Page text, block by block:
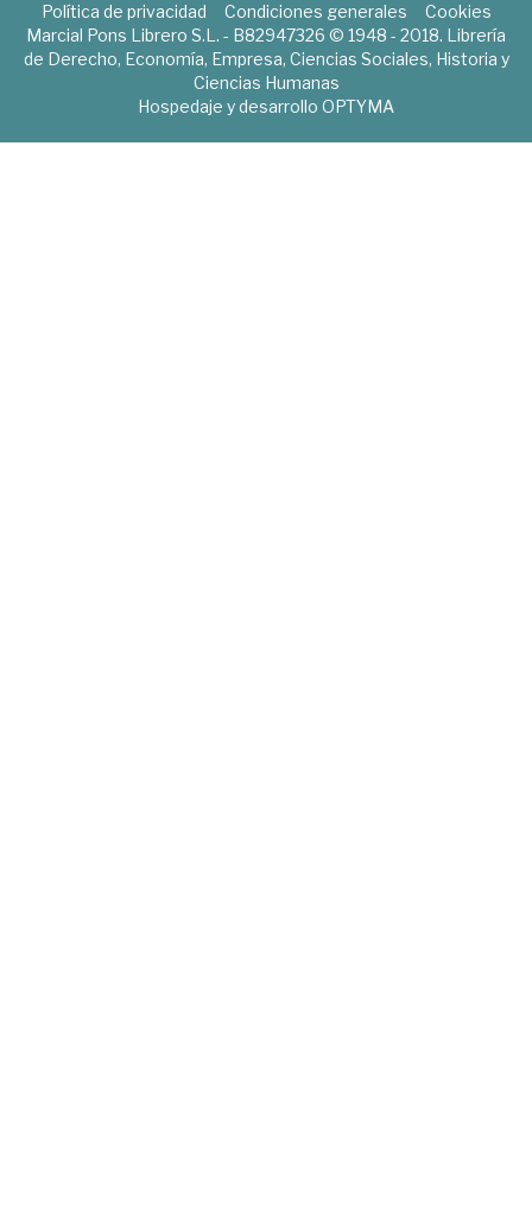
Política de privacidad Condiciones generales
Cookies
Marcial Pons Librero S.L. - B82947326 © 1948 - 2018. Librería
de Derecho, Economía, Empresa, Ciencias Sociales, Historia y
Ciencias Humanas
Hospedaje y desarrollo OPTYMA